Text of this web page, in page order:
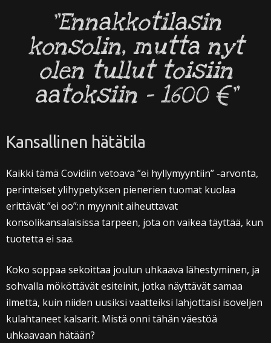
”Ennakkotilasin
konsolin, mutta nyt
olen tullut toisiin
aatoksiin – 1600 €”
Kansallinen hätätila
Kaikki tämä Covidiin vetoava ”ei hyllymyyntiin” -arvonta,
perinteiset ylihypetyksen pienerien tuomat kuolaa
erittävät ”ei oo”:n myynnit aiheuttavat
konsolikansalaisissa tarpeen, jota on vaikea täyttää, kun
tuotetta ei saa.
Koko soppaa sekoittaa joulun uhkaava lähestyminen, ja
sohvalla mököttävät esiteinit, jotka näyttävät samaa
ilmettä, kuin niiden uusiksi vaatteiksi lahjottaisi isoveljen
kulahtaneet kalsarit. Mistä onni tähän väestöä
uhkaavaan hätään?